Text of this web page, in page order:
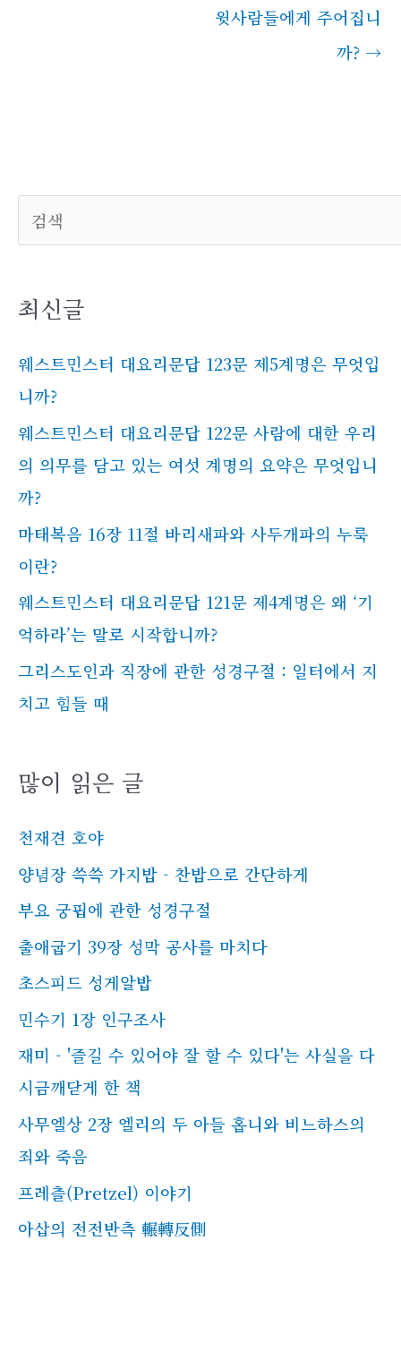
윗사람들에게 주어집니
까? →
검색
최신글
웨스트민스터 대요리문답 123문 제5계명은 무엇입
니까?
웨스트민스터 대요리문답 122문 사람에 대한 우리
의 의무를 담고 있는 여섯 계명의 요약은 무엇입니
까?
마태복음 16장 11절 바리새파와 사두개파의 누룩
이란?
웨스트민스터 대요리문답 121문 제4계명은 왜 ‘기
억하라’는 말로 시작합니까?
그리스도인과 직장에 관한 성경구절 : 일터에서 지
치고 힘들 때
많이 읽은 글
천재견 호야
양념장 쓱쓱 가지밥 - 찬밥으로 간단하게
부요 궁핍에 관한 성경구절
출애굽기 39장 성막 공사를 마치다
초스피드 성게알밥
민수기 1장 인구조사
재미 - '즐길 수 있어야 잘 할 수 있다'는 사실을 다
시금깨닫게 한 책
사무엘상 2장 엘리의 두 아들 홉니와 비느하스의
죄와 죽음
프레츨(Pretzel) 이야기
아삽의 전전반측 輾轉反側